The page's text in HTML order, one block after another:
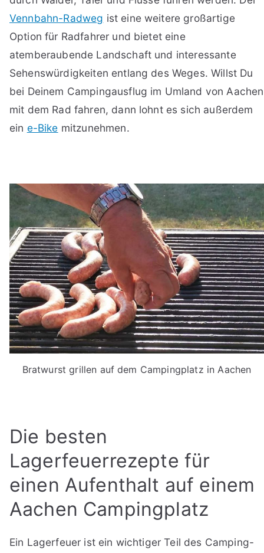
Vennbahn-Radweg ist eine weitere großartige
Option für Radfahrer und bietet eine
atemberaubende Landschaft und interessante
Sehenswürdigkeiten entlang des Weges. Willst Du
bei Deinem Campingausflug im Umland von Aachen
mit dem Rad fahren, dann lohnt es sich außerdem
ein e-Bike mitzunehmen.
Bratwurst grillen auf dem Campingplatz in Aachen
Die besten
Lagerfeuerrezepte für
einen Aufenthalt auf einem
Aachen Campingplatz
Ein Lagerfeuer ist ein wichtiger Teil des Camping-